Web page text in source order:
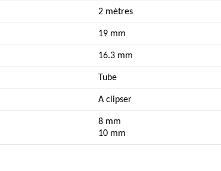
2 mètres
19 mm
16.3 mm
Tube
A clipser
8 mm
10 mm